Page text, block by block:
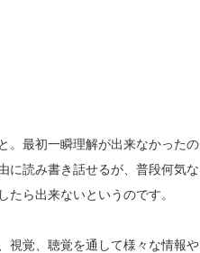
。最初一瞬理解が出来なかったの
に読み書き話せるが、普段何気な
ら出来ないというのです。
視覚、聴覚を通して様々な情報や